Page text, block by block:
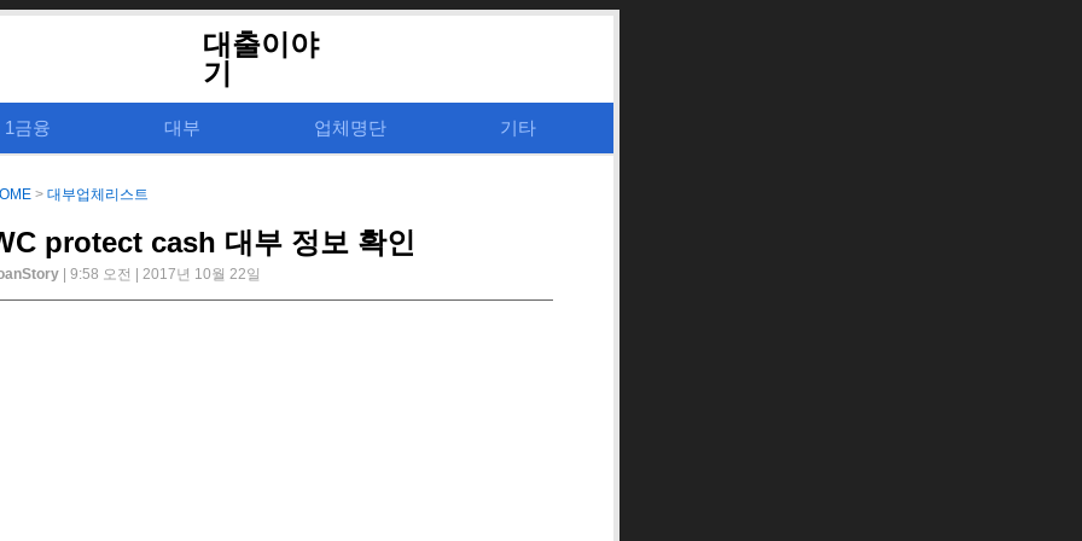
대출이야
기
1금융 대부 업체명단 기타
> 대부업체리스트
protect cash 대부 정보 확인
| 9:58 오전 | 2017년 10월 22일